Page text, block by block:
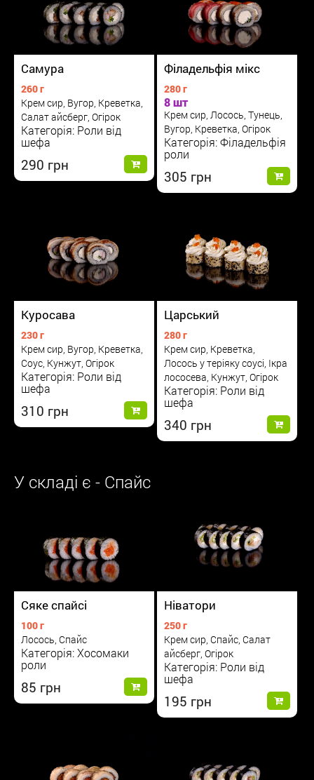
Самура
260 г
Крем сир, Вугор, Креветка,
Салат айсберг, Огірок
Категорія: Роли від
шефа
290
Філадельфія мікс
280 г
8 шт
Крем сир, Лосось, Тунець,
Вугор, Креветка, Огірок
Категорія: Філадельфія
роли
305
Куросава
230 г
Крем сир, Вугор, Креветка,
Соус, Кунжут, Огірок
Категорія: Роли від
шефа
310
Царський
280 г
Крем сир, Креветка,
Лосось у теріяку соусі, Ікра
лососева, Кунжут, Огірок
Категорія: Роли від
шефа
340
У складі є - Спайс
Сяке спайсі
100 г
Лосось, Спайс
Категорія: Хосомаки
роли
85
Ніватори
250 г
Крем сир, Спайс, Салат
айсберг, Огірок
Категорія: Роли від
шефа
195